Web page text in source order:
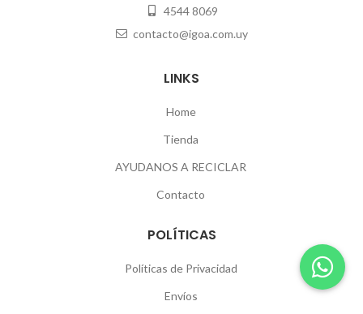
4544 8069
contacto@igoa.com.uy
LINKS
Home
Tienda
AYUDANOS A RECICLAR
Contacto
POLÍTICAS
Políticas de Privacidad
Envíos